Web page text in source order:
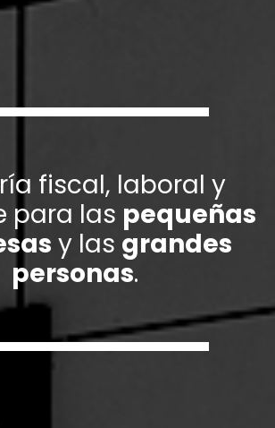
fiscal, laboral y
para las pequeñas
y las grandes
personas.